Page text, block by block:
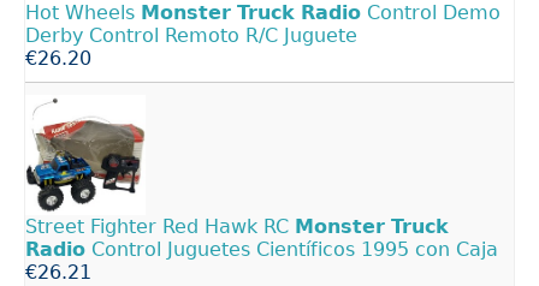
Hot Wheels Monster Truck Radio Control Demo
Derby Control Remoto R/C Juguete
€26.20
Street Fighter Red Hawk RC Monster Truck
Radio Control Juguetes Científicos 1995 con Caja
€26.21